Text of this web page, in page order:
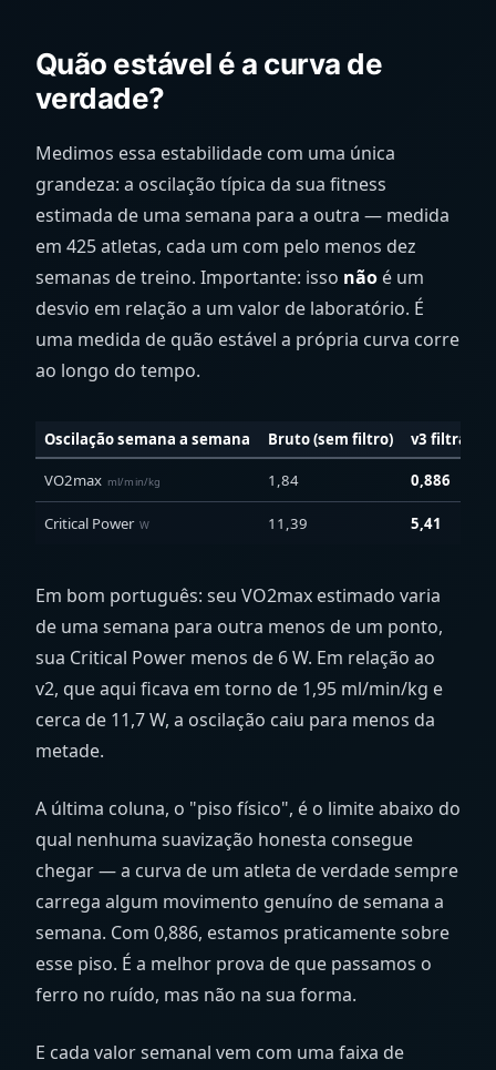
Quão estável é a curva de
verdade?
Medimos essa estabilidade com uma única
grandeza: a oscilação típica da sua fitness
estimada de uma semana para a outra — medida
em 425 atletas, cada um com pelo menos dez
semanas de treino. Importante: isso não é um
desvio em relação a um valor de laboratório. É
uma medida de quão estável a própria curva corre
ao longo do tempo.
Oscilação semana a semana Bruto (sem filtro) v3 filtrado
VO2max ml/min/kg 1,84 0,886
Critical Power W 11,39 5,41
Em bom português: seu VO2max estimado varia
de uma semana para outra menos de um ponto,
sua Critical Power menos de 6W. Em relação ao
v2, que aqui ficava em torno de 1,95 ml/min/kg e
cerca de 11,7W, a oscilação caiu para menos da
metade.
A última coluna, o "piso físico", é o limite abaixo do
qual nenhuma suavização honesta consegue
chegar — a curva de um atleta de verdade sempre
carrega algum movimento genuíno de semana a
semana. Com 0,886, estamos praticamente sobre
esse piso. É a melhor prova de que passamos o
ferro no ruído, mas não na sua forma.
E cada valor semanal vem com uma faixa de